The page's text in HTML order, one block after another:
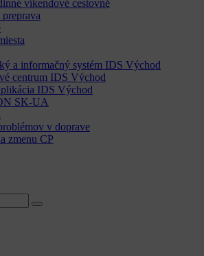
víkendové cestovné
a informačný systém IDS Východ
centrum IDS Východ
IDS Východ
SK-UA
v doprave
zmenu CP